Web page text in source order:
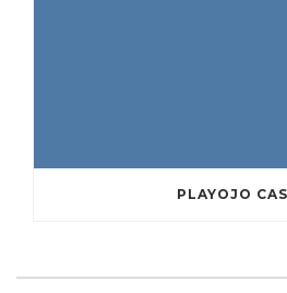
PLAYOJO